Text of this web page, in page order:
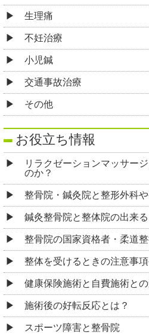
生理痛
不妊治療
小児鍼
交通事故治療
その他
お役立ち情報
リラクゼーションマッサー
のか？
整骨院・鍼灸院と整形外科
鍼灸整骨院と整体院の出来
整骨院の国家資格者・柔道
整体を受けるときの注意事
健康保険施術と自費施術と
施術後の好転反応とは？
スポーツ障害と整骨院